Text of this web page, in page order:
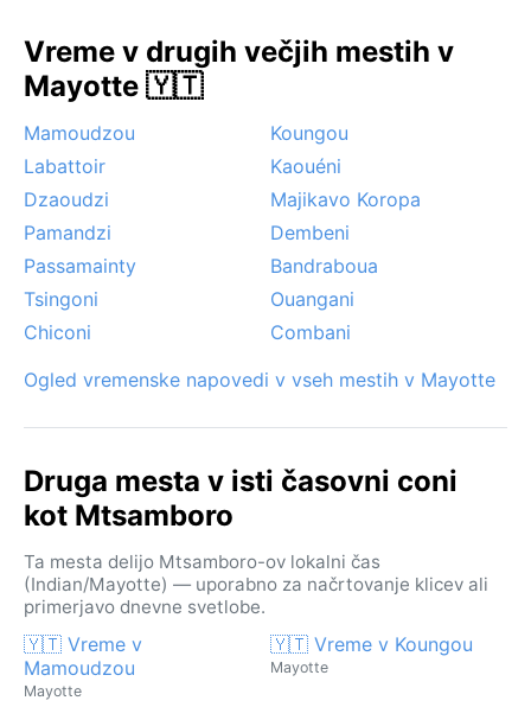
Vreme v drugih večjih mestih v
Mayotte 🇾🇹
Mamoudzou
Koungou
Labattoir
Kaouéni
Dzaoudzi
Majikavo Koropa
Pamandzi
Dembeni
Passamainty
Bandraboua
Tsingoni
Ouangani
Chiconi
Combani
Ogled vremenske napovedi v vseh mestih v Mayotte
Druga mesta v isti časovni coni
kot Mtsamboro
Ta mesta delijo Mtsamboro-ov lokalni čas
(Indian/Mayotte) — uporabno za načrtovanje klicev ali
primerjavo dnevne svetlobe.
🇾🇹 Vreme v
Mamoudzou
Mayotte
🇾🇹 Vreme v Koungou
Mayotte